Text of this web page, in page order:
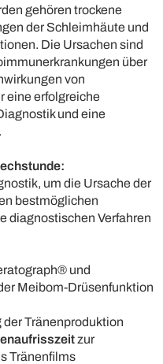
gehören trockene
der Schleimhäute und
Die Ursachen sind
über
von
eine erfolgreiche
und eine
um die Ursache der
bestmöglichen
diagnostischen Verfahren
und
Meibom-Drüsenfunktion
der Tränenproduktion
zur
Tränenfilms